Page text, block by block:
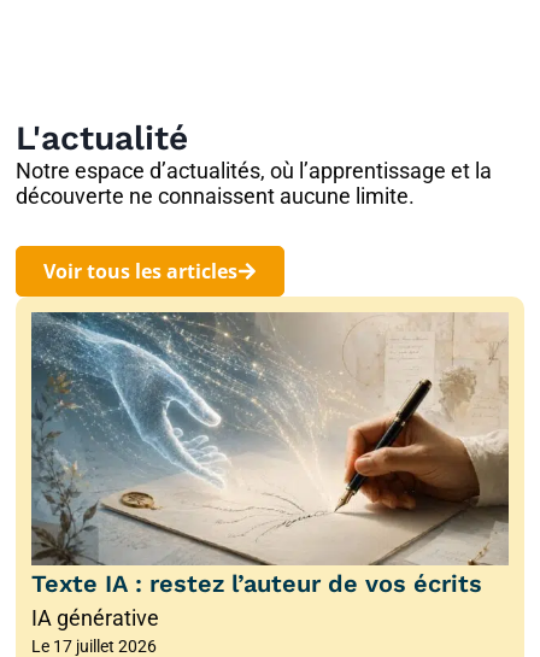
L'actualité
Notre espace d’actualités, où l’apprentissage et la
découverte ne connaissent aucune limite.
Voir tous les articles
Texte IA : restez l’auteur de vos écrits
IA générative
Le 17 juillet 2026